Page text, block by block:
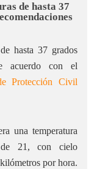
de hasta 37
hasta 37 grados
acuerdo con el
Protección Civil
una temperatura
21, con cielo
por hora.